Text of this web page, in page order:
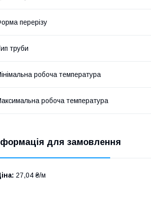
перерізу
труби
робоча температура
робоча температура
для замовлення
27,04 ₴/м